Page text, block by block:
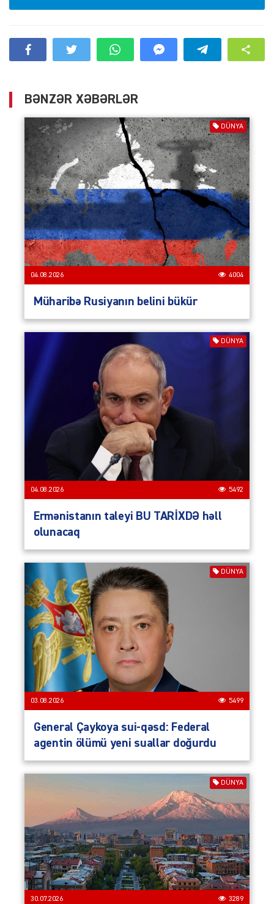
BƏNZƏR XƏBƏRLƏR
DÜNYA
04.08.2026 4004
Müharibə Rusiyanın belini bükür
DÜNYA
04.08.2026 5492
Ermənistanın taleyi BU TARİXDƏ həll
olunacaq
DÜNYA
03.08.2026 5499
General Çaykoya sui-qəsd: Federal
agentin ölümü yeni suallar doğurdu
DÜNYA
30.07.2026 3289